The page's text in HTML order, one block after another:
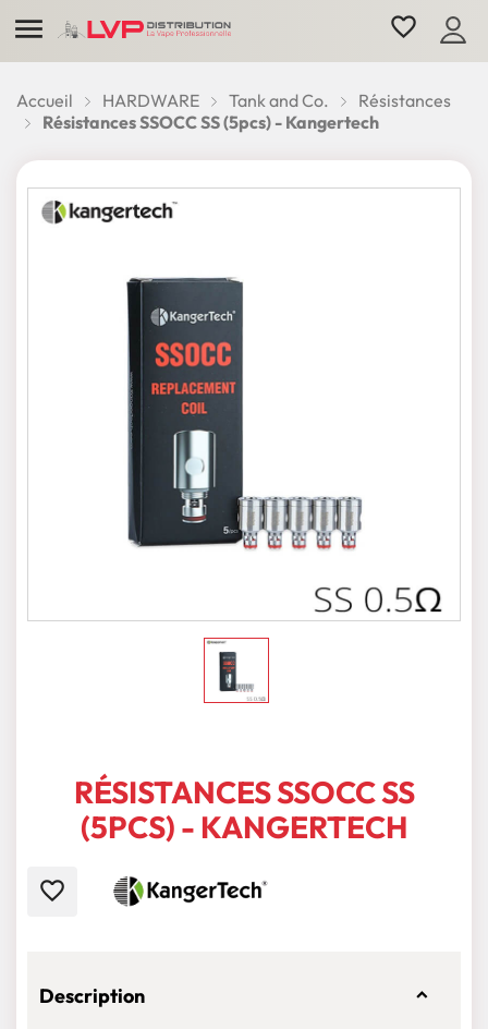
 favorite_border
Accueil HARDWARE Tank and Co.
Résistances
Résistances SSOCC SS (5pcs) - Kangertech
RÉSISTANCES SSOCC SS
(5PCS) - KANGERTECH
favorite_border
Description